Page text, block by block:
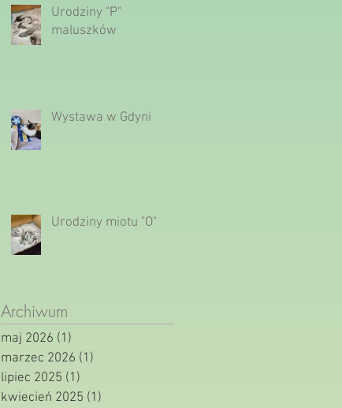
Urodziny "P"
maluszków
Wystawa w Gdyni
Urodziny miotu "O"
Archiwum
maj 2026 (1)
marzec 2026 (1)
lipiec 2025 (1)
kwiecień 2025 (1)